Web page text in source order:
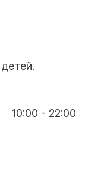
10:00 - 22:00